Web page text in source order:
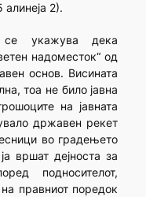
алинеја 2).
се укажува дека
надоместок“ од
основ. Висината
тоа не било јавна
на јавната
државен рекет
во градењето
вршат дејноста за
подносителот,
правниот поредок